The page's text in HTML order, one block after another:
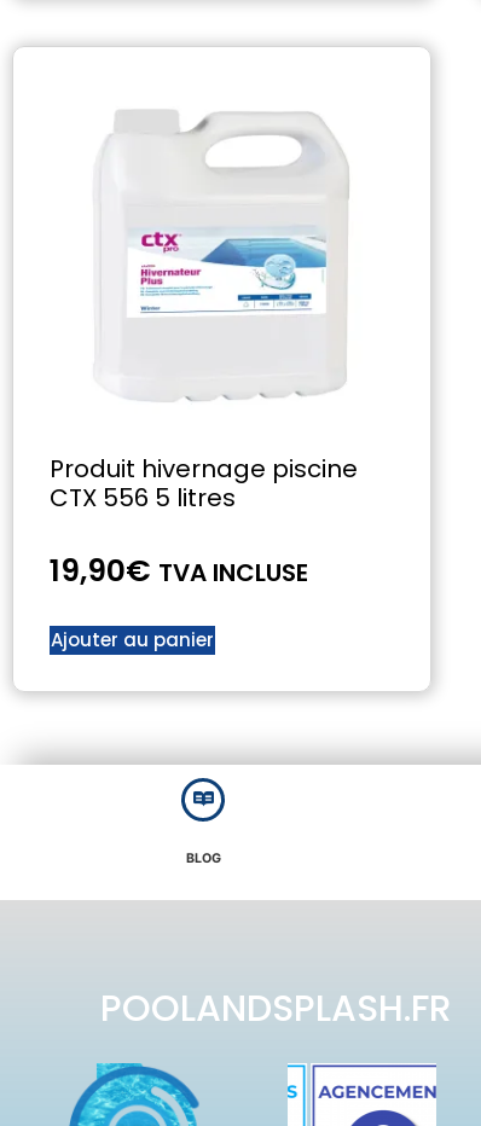
Produit hivernage piscine
CTX 556 5 litres
19,90€ TVA INCLUSE
Ajouter au panier
BLOG
POOLANDSPLASH.FR